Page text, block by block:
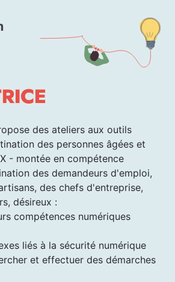
des ateliers aux outils
des personnes âgées et
- montée en compétence
des demandeurs d'emploi,
des chefs d'entreprise,
désireux :
compétences numériques
liés à la sécurité numérique
et effectuer des démarches